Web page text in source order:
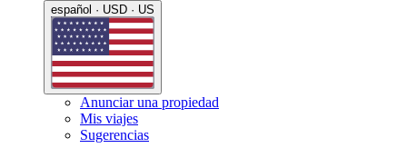
español · USD · US
Anunciar una propiedad
Mis viajes
Sugerencias